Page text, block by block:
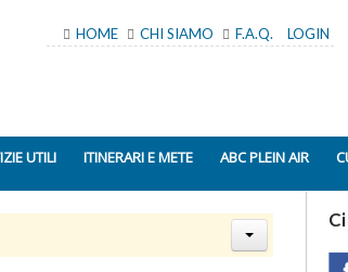
HOME CHI SIAMO F.A.Q. LOGIN
UTILI ITINERARI E METE ABC PLEIN AIR